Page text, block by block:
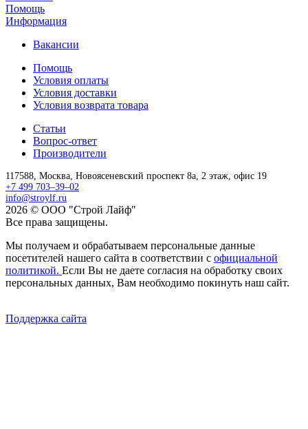
Помощь
Информация
Вакансии
Помощь
Условия оплаты
Условия доставки
Условия возврата товара
Статьи
Вопрос-ответ
Производители
117588, Москва, Новоясеневский проспект 8а, 2 этаж, офис 19
+7 499 703–39–02
info@stroylf.ru
2026 © ООО "Строй Лайф"
Все права защищены.
Мы получаем и обрабатываем персональные данные
посетителей нашего сайта в соответствии с официальной
политикой. Если Вы не даете согласия на обработку своих
персональных данных, Вам необходимо покинуть наш сайт.
Поддержка сайта